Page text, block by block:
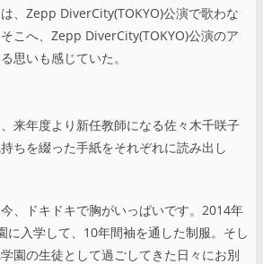
、Zepp DiverCity(TOKYO)公演で歌わな
こへ、Zepp DiverCity(TOKYO)公演のア
思いも感じていた。
来年度より新任教師になる佐々木千咲子
ちを綴った手紙をそれぞれに読み出し
今、ドキドキで胸がいっぱいです。2014年
に入学して、10年間袖を通した制服。そし
園の生徒として過ごしてきた日々にお別